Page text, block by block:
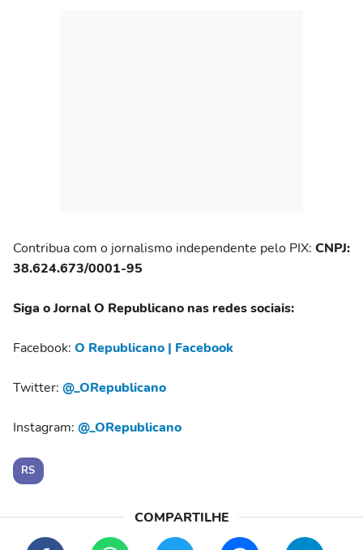
Contribua com o jornalismo independente pelo PIX: CNPJ:
38.624.673/0001-95
Siga o Jornal O Republicano nas redes sociais:
Facebook: O Republicano | Facebook
Twitter: @_ORepublicano
Instagram: @_ORepublicano
RS